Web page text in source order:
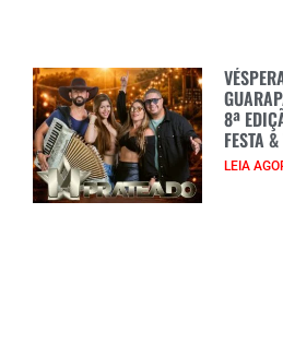
8ª
FESTA
LEIA